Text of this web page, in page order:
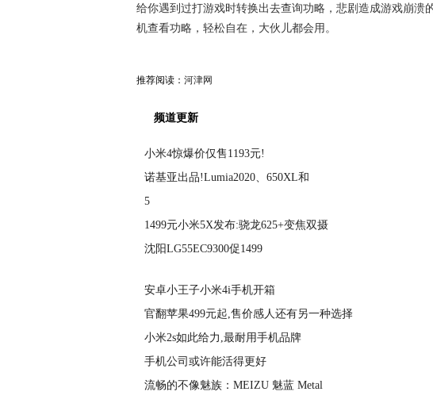
给你遇到过打游戏时转换出去查询功略，悲剧造成游戏崩溃
机查看功略，轻松自在，大伙儿都会用。
推荐阅读： 河津网
频道更新
小米4惊爆价仅售1193元!
诺基亚出品!Lumia2020、650XL和
5
1499元小米5X发布:骁龙625+变焦双摄
沈阳LG55EC9300促1499
安卓小王子小米4i手机开箱
官翻苹果499元起,售价感人还有另一种选择
小米2s如此给力,最耐用手机品牌
手机公司或许能活得更好
流畅的不像魅族：MEIZU 魅蓝 Metal